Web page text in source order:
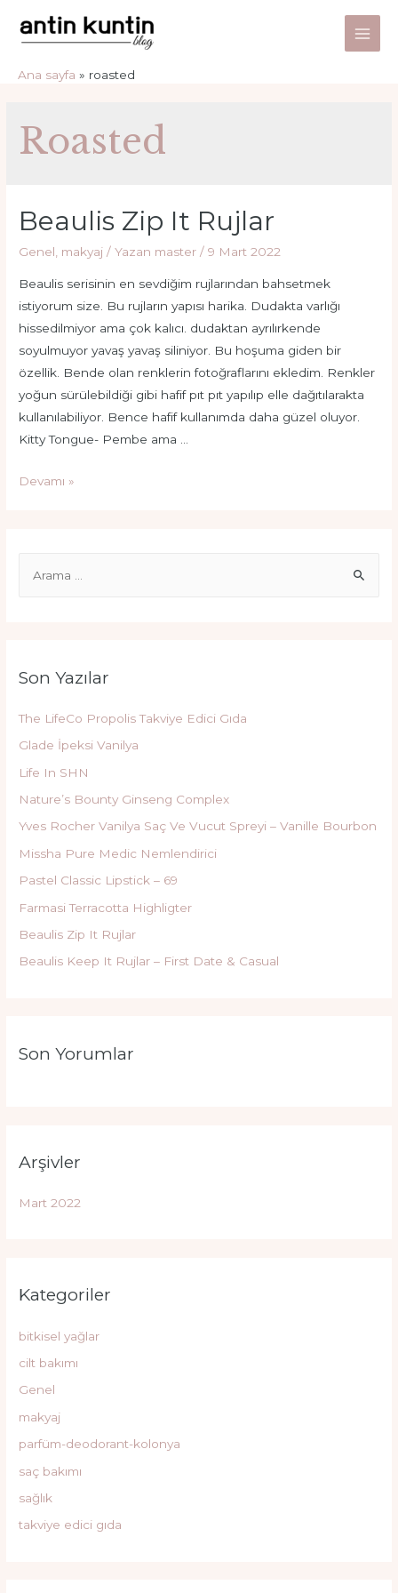
atla
Main
Ana sayfa roasted
Roasted
Beaulis Zip It Rujlar
Genel, makyaj / Yazan master /9 Mart 2022
Beaulis serisinin en sevdiğim rujlarından bahsetmek
istiyorum size. Bu rujların yapısı harika. Dudakta varlığı
hissedilmiyor ama çok kalıcı. dudaktan ayrılırkende
soyulmuyor yavaş yavaş siliniyor. Bu hoşuma giden bir
özellik. Bende olan renklerin fotoğraflarını ekledim. Renkler
yoğun sürülebildiği gibi hafif pıt pıt yapılıp elle dağıtılarakta
kullanılabiliyor. Bence hafif kullanımda daha güzel oluyor.
Kitty Tongue- Pembe ama …
Beaulis
Devamı »
h
:
Son Yazılar
The LifeCo Propolis Takviye Edici Gıda
Glade İpeksi Vanilya
Life In SHN
Nature’s Bounty Ginseng Complex
Yves Rocher Vanilya Saç Ve Vucut Spreyi – Vanille Bourbon
Missha Pure Medic Nemlendirici
Pastel Classic Lipstick – 69
Farmasi Terracotta Highligter
Beaulis Zip It Rujlar
Beaulis Keep It Rujlar – First Date & Casual
Son Yorumlar
Arşivler
Mart 2022
Kategoriler
bitkisel yağlar
cilt bakımı
Genel
makyaj
parfüm-deodorant-kolonya
saç bakımı
sağlık
takviye edici gıda